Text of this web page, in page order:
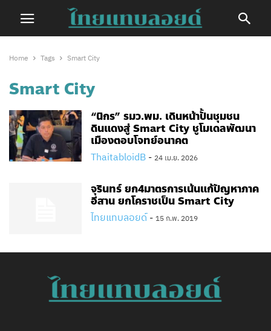
Home Tags Smart City
Smart City
“นิกร” รมว.พม. เดินหน้าปั้นชุมชน
ดินแดงสู่ Smart City ชูโมเดลพัฒนา
เมืองตอบโจทย์อนาคต
ThaitabloidB - 24 เม.ย. 2026
จุรินทร์ ยก4มาตรการเน้นแก้ปัญหาภาค
อีสาน ยกโคราชเป็น Smart City
ไทยแทบลอยด์ - 15 ก.พ. 2019